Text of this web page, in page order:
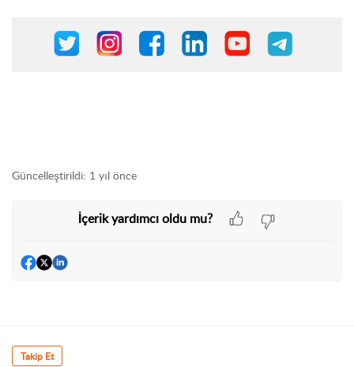
Güncelleştirildi: 1 yıl önce
İçerik yardımcı oldu mu?
Takip Et